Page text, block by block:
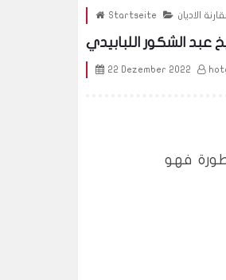
Startseite الاديان
عبد الشكور اللبابيدي
22 Dezember 2022